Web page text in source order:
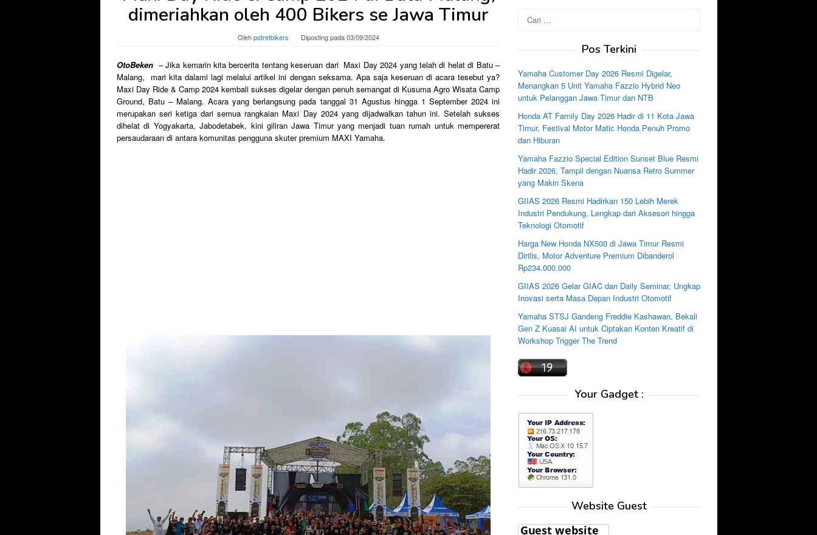
dimeriahkan oleh 400 Bikers se Jawa Timur
Olehpotretbikers Diposting pada03/09/2024
OtoBeken – Jika kemarin kita bercerita tentang keseruan dari Maxi Day 2024 yang telah di helat di Batu –
Malang, mari kita dalami lagi melalui artikel ini dengan seksama. Apa saja keseruan di acara tesebut ya?
Maxi Day Ride & Camp 2024 kembali sukses digelar dengan penuh semangat di Kusuma Agro Wisata Camp
Ground, Batu – Malang. Acara yang berlangsung pada tanggal 31 Agustus hingga 1 September 2024 ini
merupakan seri ketiga dari semua rangkaian Maxi Day 2024 yang dijadwalkan tahun ini. Setelah sukses
dihelat di Yogyakarta, Jabodetabek, kini giliran Jawa Timur yang menjadi tuan rumah untuk mempererat
persaudaraan di antara komunitas pengguna skuter premium MAXI Yamaha.
untuk:
Pos Terkini
Yamaha Customer Day 2026 Resmi Digelar,
Menangkan 5 Unit Yamaha Fazzio Hybrid Neo
untuk Pelanggan Jawa Timur dan NTB
Honda AT Family Day 2026 Hadir di 11 Kota Jawa
Timur, Festival Motor Matic Honda Penuh Promo
dan Hiburan
Yamaha Fazzio Special Edition Sunset Blue Resmi
Hadir 2026, Tampil dengan Nuansa Retro Summer
yang Makin Skena
GIIAS 2026 Resmi Hadirkan 150 Lebih Merek
Industri Pendukung, Lengkap dari Aksesori hingga
Teknologi Otomotif
Harga New Honda NX500 di Jawa Timur Resmi
Dirilis, Motor Adventure Premium Dibanderol
Rp234.000.000
GIIAS 2026 Gelar GIAC dan Daily Seminar, Ungkap
Inovasi serta Masa Depan Industri Otomotif
Yamaha STSJ Gandeng Freddie Kashawan, Bekali
Gen Z Kuasai AI untuk Ciptakan Konten Kreatif di
Workshop Trigger The Trend
Your Gadget :
Website Guest